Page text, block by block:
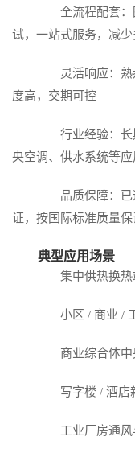
全流程配套：
试，一站式服务，减
灵活响应：熟
度高，交期可控
行业经验：长
央空调、供水系统等
品质保障：已通
证，按国际标准质量
典型应用场景
集中供热换热
小区 / 商业 / 工
商业综合体中
写字楼 / 酒店
工业厂房通风